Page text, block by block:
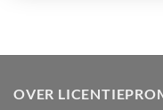
OVER